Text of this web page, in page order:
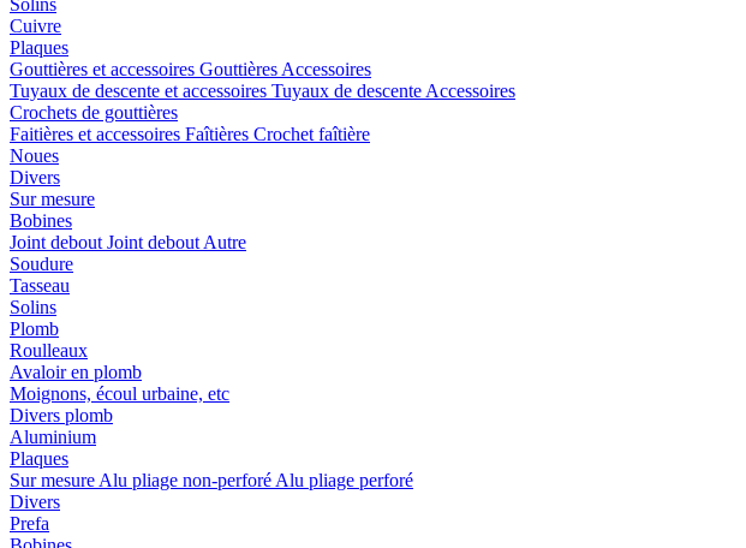
Solins
Cuivre
Plaques
Gouttières et accessoires Gouttières Accessoires
Tuyaux de descente et accessoires Tuyaux de descente Accessoires
Crochets de gouttières
Faitières et accessoires Faîtières Crochet faîtière
Noues
Divers
Sur mesure
Bobines
Joint debout Joint debout Autre
Soudure
Tasseau
Solins
Plomb
Roulleaux
Avaloir en plomb
Moignons, écoul urbaine, etc
Divers plomb
Aluminium
Plaques
Sur mesure Alu pliage non-perforé Alu pliage perforé
Divers
Prefa